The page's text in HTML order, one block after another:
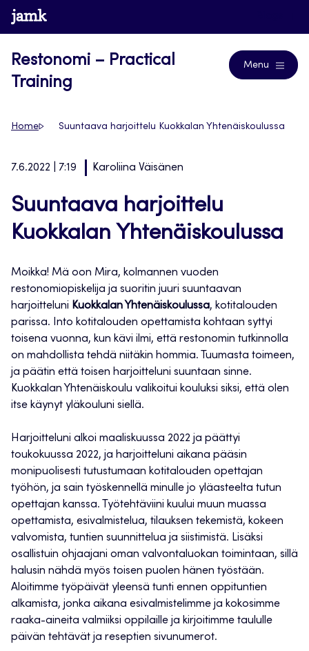
Siirry
suoraan
www.jamk.fi
Restonomi – Practical
Training
Menu
Home Suuntaava harjoittelu Kuokkalan Yhtenäiskoulussa
7.6.2022 | 7:19 Karoliina Väisänen
Suuntaava harjoittelu
Kuokkalan Yhtenäiskoulussa
Moikka! Mä oon Mira, kolmannen vuoden
restonomiopiskelija ja suoritin juuri suuntaavan
harjoitteluni Kuokkalan Yhtenäiskoulussa, kotitalouden
parissa. Into kotitalouden opettamista kohtaan syttyi
toisena vuonna, kun kävi ilmi, että restonomin tutkinnolla
on mahdollista tehdä niitäkin hommia. Tuumasta toimeen,
ja päätin että toisen harjoitteluni suuntaan sinne.
Kuokkalan Yhtenäiskoulu valikoitui kouluksi siksi, että olen
itse käynyt yläkouluni siellä.
Harjoitteluni alkoi maaliskuussa 2022 ja päättyi
toukokuussa 2022, ja harjoitteluni aikana pääsin
monipuolisesti tutustumaan kotitalouden opettajan
työhön, ja sain työskennellä minulle jo yläasteelta tutun
opettajan kanssa. Työtehtäviini kuului muun muassa
opettamista, esivalmistelua, tilauksen tekemistä, kokeen
valvomista, tuntien suunnittelua ja siistimistä. Lisäksi
osallistuin ohjaajani oman valvontaluokan toimintaan, sillä
halusin nähdä myös toisen puolen hänen työstään.
Aloitimme työpäivät yleensä tunti ennen oppituntien
alkamista, jonka aikana esivalmistelimme ja kokosimme
raaka-aineita valmiiksi oppilaille ja kirjoitimme taululle
päivän tehtävät ja reseptien sivunumerot.